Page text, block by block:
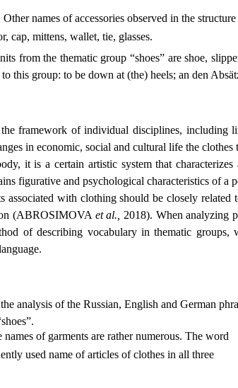
names of accessories observed in the structure
cap, mittens, wallet, tie, glasses.
from the thematic group “shoes” are shoe,
this group: to be down at (the) heels; an den
framework of individual disciplines, including
in economic, social and cultural life the
it is a certain artistic system that
figurative and psychological characteristics of a
associated with clothing should be closely
(ABROSIMOVA et al., 2018). When analyzing
of describing vocabulary in thematic
analysis of the Russian, English and German
of garments are rather numerous. The word
used name of articles of clothes in all three